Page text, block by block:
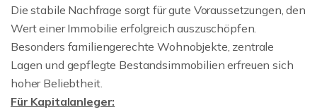
Die stabile Nachfrage sorgt für gute Voraussetzungen, den
Wert einer Immobilie erfolgreich auszuschöpfen.
Besonders familiengerechte Wohnobjekte, zentrale
Lagen und gepflegte Bestandsimmobilien erfreuen sich
hoher Beliebtheit.
Für Kapitalanleger: